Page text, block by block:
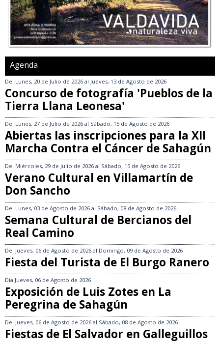
Agenda
Del Lunes, 20 de Julio de 2026 al Jueves, 13 de Agosto de 2026
Concurso de fotografía 'Pueblos de la
Tierra Llana Leonesa'
Del Lunes, 27 de Julio de 2026 al Sábado, 15 de Agosto de 2026
Abiertas las inscripciones para la XII
Marcha Contra el Cáncer de Sahagún
Del Miércoles, 29 de Julio de 2026 al Sábado, 15 de Agosto de 2026
Verano Cultural en Villamartín de
Don Sancho
Del Lunes, 03 de Agosto de 2026 al Sábado, 08 de Agosto de 2026
Semana Cultural de Bercianos del
Real Camino
Del Jueves, 06 de Agosto de 2026 al Domingo, 09 de Agosto de 2026
Fiesta del Turista de El Burgo Ranero
Día Jueves, 06 de Agosto de 2026
Exposición de Luis Zotes en La
Peregrina de Sahagún
Del Jueves, 06 de Agosto de 2026 al Sábado, 08 de Agosto de 2026
Fiestas de El Salvador en Galleguillos